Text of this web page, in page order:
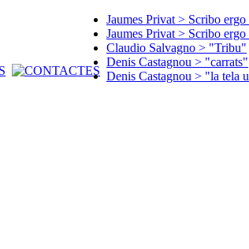
Jaumes Privat > Scribo ergo
Jaumes Privat > Scribo ergo
Claudio Salvagno > "Tribu"
Denis Castagnou > "carrats"
Denis Castagnou > "la tela